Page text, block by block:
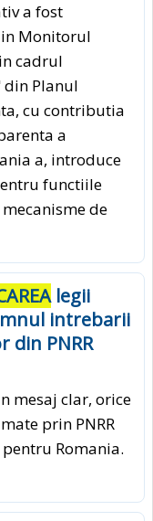
a fost
Monitorul
cadrul
din Planul
cu contributia
a
a, introduce
functiile
de
legii
intrebarii
din PNRR
mesaj clar, orice
prin PNRR
Romania.